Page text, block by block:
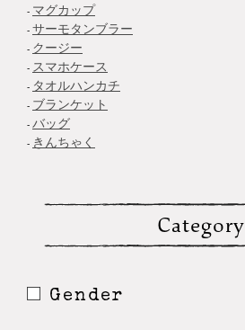
マグカップ
サーモタンブラー
クージー
スマホケース
タオルハンカチ
ブランケット
バッグ
きんちゃく
Category
Gender